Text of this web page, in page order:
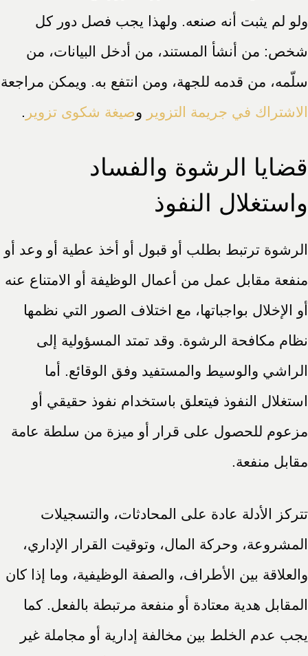
ولو لم يثبت أنه صنعه. ولهذا يجب فصل دور كل
شخص: من أنشأ المستند، من أدخل البيانات، من
سلّمه، من قدمه للجهة، ومن انتفع به. ويمكن مراجعة
الاشتراك في جريمة التزوير وصيغة شكوى تزوير .
قضايا الرشوة والفساد
واستغلال النفوذ
الرشوة ترتبط بطلب أو قبول أو أخذ عطية أو وعد أو
منفعة مقابل عمل من أعمال الوظيفة أو الامتناع عنه
أو الإخلال بواجباتها، مع اختلاف الصور التي نظمها
نظام مكافحة الرشوة. وقد تمتد المسؤولية إلى
الراشي والوسيط والمستفيد وفق الوقائع. أما
استغلال النفوذ فيتعلق باستخدام نفوذ حقيقي أو
مزعوم للحصول على قرار أو ميزة من سلطة عامة
مقابل منفعة.
تتركز الأدلة عادة على المحادثات، والتسجيلات
المشروعة، وحركة المال، وتوقيت القرار الإداري،
والعلاقة بين الأطراف، والصفة الوظيفية، وما إذا كان
المقابل هدية معتادة أو منفعة مرتبطة بالفعل. كما
يجب عدم الخلط بين مخالفة إدارية أو مجاملة غير